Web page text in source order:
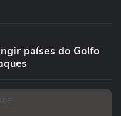
países do Golfo